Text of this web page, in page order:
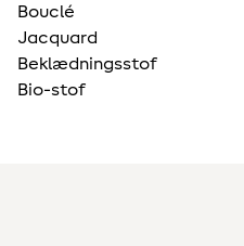
Bouclé
Jacquard
Beklædningsstof
Bio-stof